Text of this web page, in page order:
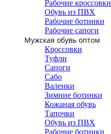
Рабочие кроссовки
Обувь из ПВХ
Рабочие ботинки
Рабочие сапоги
Мужская обувь оптом
Кроссовки
Туфли
Сапоги
Сабо
Валенки
Зимние ботинки
Кожаная обувь
Тапочки
Обувь из ПВХ
Рабочие ботинки